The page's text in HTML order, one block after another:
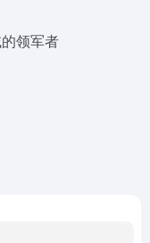
领军者